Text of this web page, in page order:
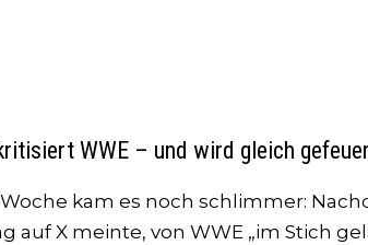
WWE – und wird gleich
kam es noch schlimmer:
auf X meinte, von WWE „im Stich